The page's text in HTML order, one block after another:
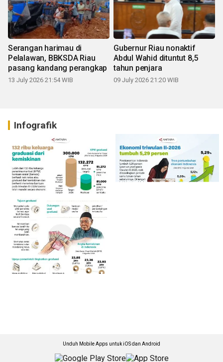
Serangan harimau di
Pelalawan, BBKSDA Riau
pasang kandang perangkap
13 July 2026 21:54 WIB
Gubernur Riau nonaktif
Abdul Wahid dituntut 8,5
tahun penjara
09 July 2026 21:20 WIB
Infografik
Unduh Mobile Apps untuk iOS dan Android